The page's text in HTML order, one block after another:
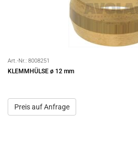
Art.-Nr.: 8008251
KLEMMHÜLSE ø 12 mm
Preis auf Anfrage